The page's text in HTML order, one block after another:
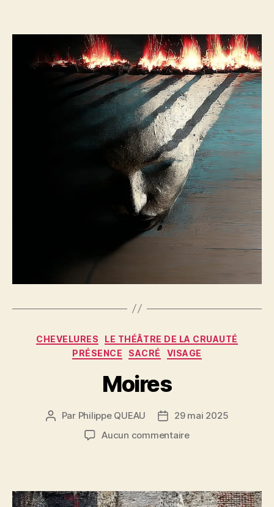
Catégories
CHEVELURES
LE THÉÂTRE DE LA CRUAUTÉ
PRÉSENCE
SACRÉ VISAGE
Moires
Auteur
Par Philippe QUEAU
Date29 mai 2025
Aucun commentairesur